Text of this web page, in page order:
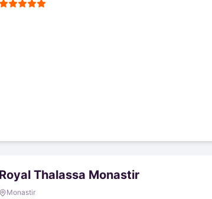
Royal Thalassa Monastir
Monastir